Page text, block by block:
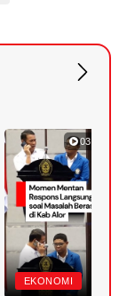
03:22
EKONOMI